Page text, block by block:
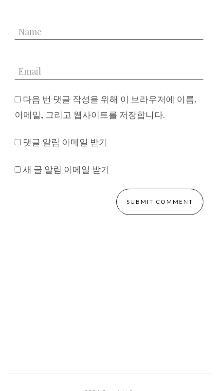
다음 번 댓글 작성을 위해 이 브라우저에 이름,
이메일, 그리고 웹사이트를 저장합니다.
댓글 알림 이메일 받기
새 글 알림 이메일 받기